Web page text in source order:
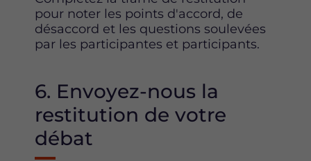
pour noter les points d'accord, de
désaccord et les questions soulevées
par les participantes et participants.
6. Envoyez-nous la
restitution de votre
débat